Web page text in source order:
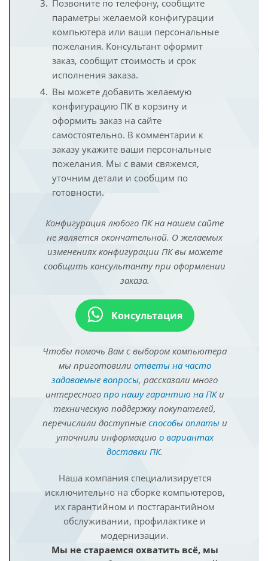
Позвоните по телефону, сообщите
параметры желаемой конфигурации
компьютера или ваши персональные
пожелания. Консультант оформит
заказ, сообщит стоимость и срок
исполнения заказа.
Вы можете добавить желаемую
конфигурацию ПК в корзину и
оформить заказ на сайте
самостоятельно. В комментарии к
заказу укажите ваши персональные
пожелания. Мы с вами свяжемся,
уточним детали и сообщим по
готовности.
Конфигурация любого ПК на нашем сайте
не является окончательной. О желаемых
изменениях конфигурации ПК вы можете
сообщить консультанту при оформлении
заказа.
Консультация
Чтобы помочь Вам с выбором компьютера
мы приготовили ответы на часто
задаваемые вопросы, рассказали много
интересного про нашу гарантию на ПКи
техническую поддержку покупателей,
перечислили доступные способы оплатыи
уточнили информацию о вариантах
доставки ПК.
Наша компания специализируется
исключительно на сборке компьютеров,
их гарантийном и постгарантийном
обслуживании, профилактике и
модернизации.
Мы не стараемся охватить всё, мы